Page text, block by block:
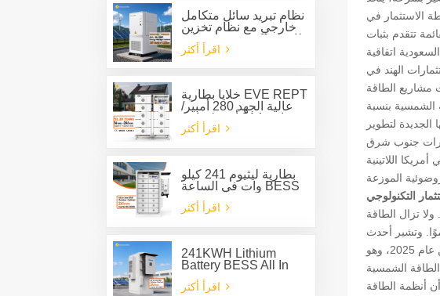
نظام تبريد سائل متكامل
خارجي مع نظام تخزين
طاقة بطارية مدمج بقدرة
125 كيلوواط وسعة 261
خلايا بطارية EVE REPT
عالية الجهد 280 أمبير/
ساعة 314 أمبير/ساعة
نظام بطارية من النوع
بطارية ليثيوم 241 كيلو
وات في الساعة BESS
خزانة الكل في واحد
لنظام تخزين الطاقة
241KWH Lithium
Battery BESS All In
One Cabinet with
Deye three phase
الاستثمار في
اتفاقية
بقدرة 2.6 جيجاواط؛ وبلغت استثمارات الهند في
مشاريع الطاقة
الشمسية بنسبة
لتطوير
استثمارات جنوب شرق
أمريكا اللاتينية
التكنولوجي
تزال الطاقة
وتشير أحدث
البيانات إلى أن الاستثمارات العالمية في الطاقة الشمسية بلغت 252 مليار دولار أمريكي في النصف الأول من عام 2025، وهو
حيث تُعدّ أنظمة الطاقة الشمسية
أنظمة الطاقة